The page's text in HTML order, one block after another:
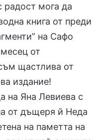
радост мога да
книга от преди
на Сафо
от
щастлива от
издание!
на Яна Левиева с
от дъщеря й Неда
на паметта на